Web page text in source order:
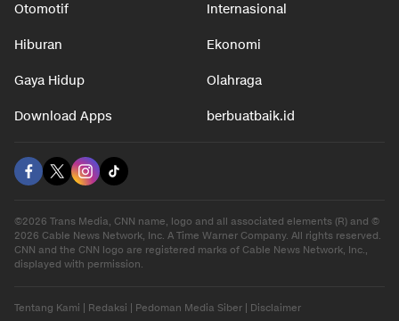
Otomotif Internasional
Hiburan Ekonomi
Gaya Hidup Olahraga
Download Apps berbuatbaik.id
©2026 Trans Media, CNN name, logo and all associated elements (R) and ©
2026 Cable News Network, Inc. A Time Warner Company. All rights reserved.
CNN and the CNN logo are registered marks of Cable News Network, Inc.,
displayed with permission.
Tentang Kami Redaksi Pedoman Media Siber Disclaimer